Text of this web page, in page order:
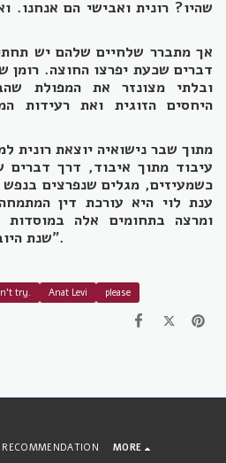
שהיו? רונית ואבישי הם אנחנו.
אך מתברר שלחיים שלהם יש
דברים שכעת יפרצו החוצה. רומן
ובלתי מצונזר את המפולת
היחסים הזוגית ואת רעידות
מתוך שבר נישואיה יוצאת רונית
עיבוד מתוך איבוד, דרך
כשמעיזים, מגלים שנפרצים
ענת לוי היא עורכת דין
ומרצה בתחומים אלה במוסדות
"שנת היובל" יצא לאור בשנת 2019.
try. Anat Levi please
RECOMMENDATION MORE